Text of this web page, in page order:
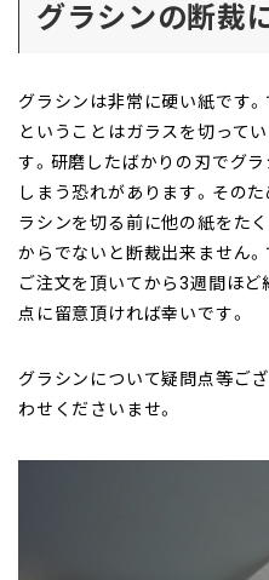
グラシンの断裁
グラシンは非常に硬い紙です
ということはガラスを切って
す。研磨したばかりの刃でグ
しまう恐れがあります。その
ラシンを切る前に他の紙をた
からでないと断裁出来ません。
ご注文を頂いてから3週間ほど
点に留意頂ければ幸いです。
グラシンについて疑問点等ご
わせくださいませ。